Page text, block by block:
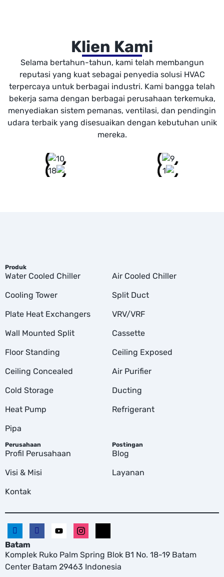
Klien Kami
Selama bertahun-tahun, kami telah membangun
reputasi yang kuat sebagai penyedia solusi HVAC
terpercaya untuk berbagai industri. Kami bangga telah
bekerja sama dengan berbagai perusahaan terkemuka,
menyediakan sistem pemanas, ventilasi, dan pendingin
udara terbaik yang disesuaikan dengan kebutuhan unik
mereka.
Produk
Water Cooled Chiller
Air Cooled Chiller
Cooling Tower
Split Duct
Plate Heat Exchangers
VRV/VRF
Wall Mounted Split
Cassette
Floor Standing
Ceiling Exposed
Ceiling Concealed
Air Purifier
Cold Storage
Ducting
Heat Pump
Refrigerant
Pipa
Perusahaan
Profil Perusahaan
Visi & Misi
Kontak
Postingan
Blog
Layanan
Batam
Komplek Ruko Palm Spring Blok B1 No. 18-19 Batam
Center Batam 29463 Indonesia